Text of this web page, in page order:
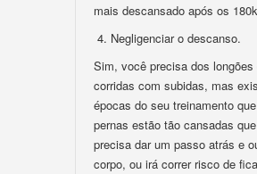
mais descansado após os
4. Negligenciar o descanso.
Sim, você precisa dos longões
corridas com subidas, mas
épocas do seu treinamento
pernas estão tão cansadas
precisa dar um passo atrás e
corpo, ou irá correr risco de